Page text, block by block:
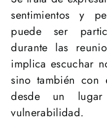
sentimientos y
puede ser
durante las
implica escuchar
sino también con
desde un
vulnerabilidad.